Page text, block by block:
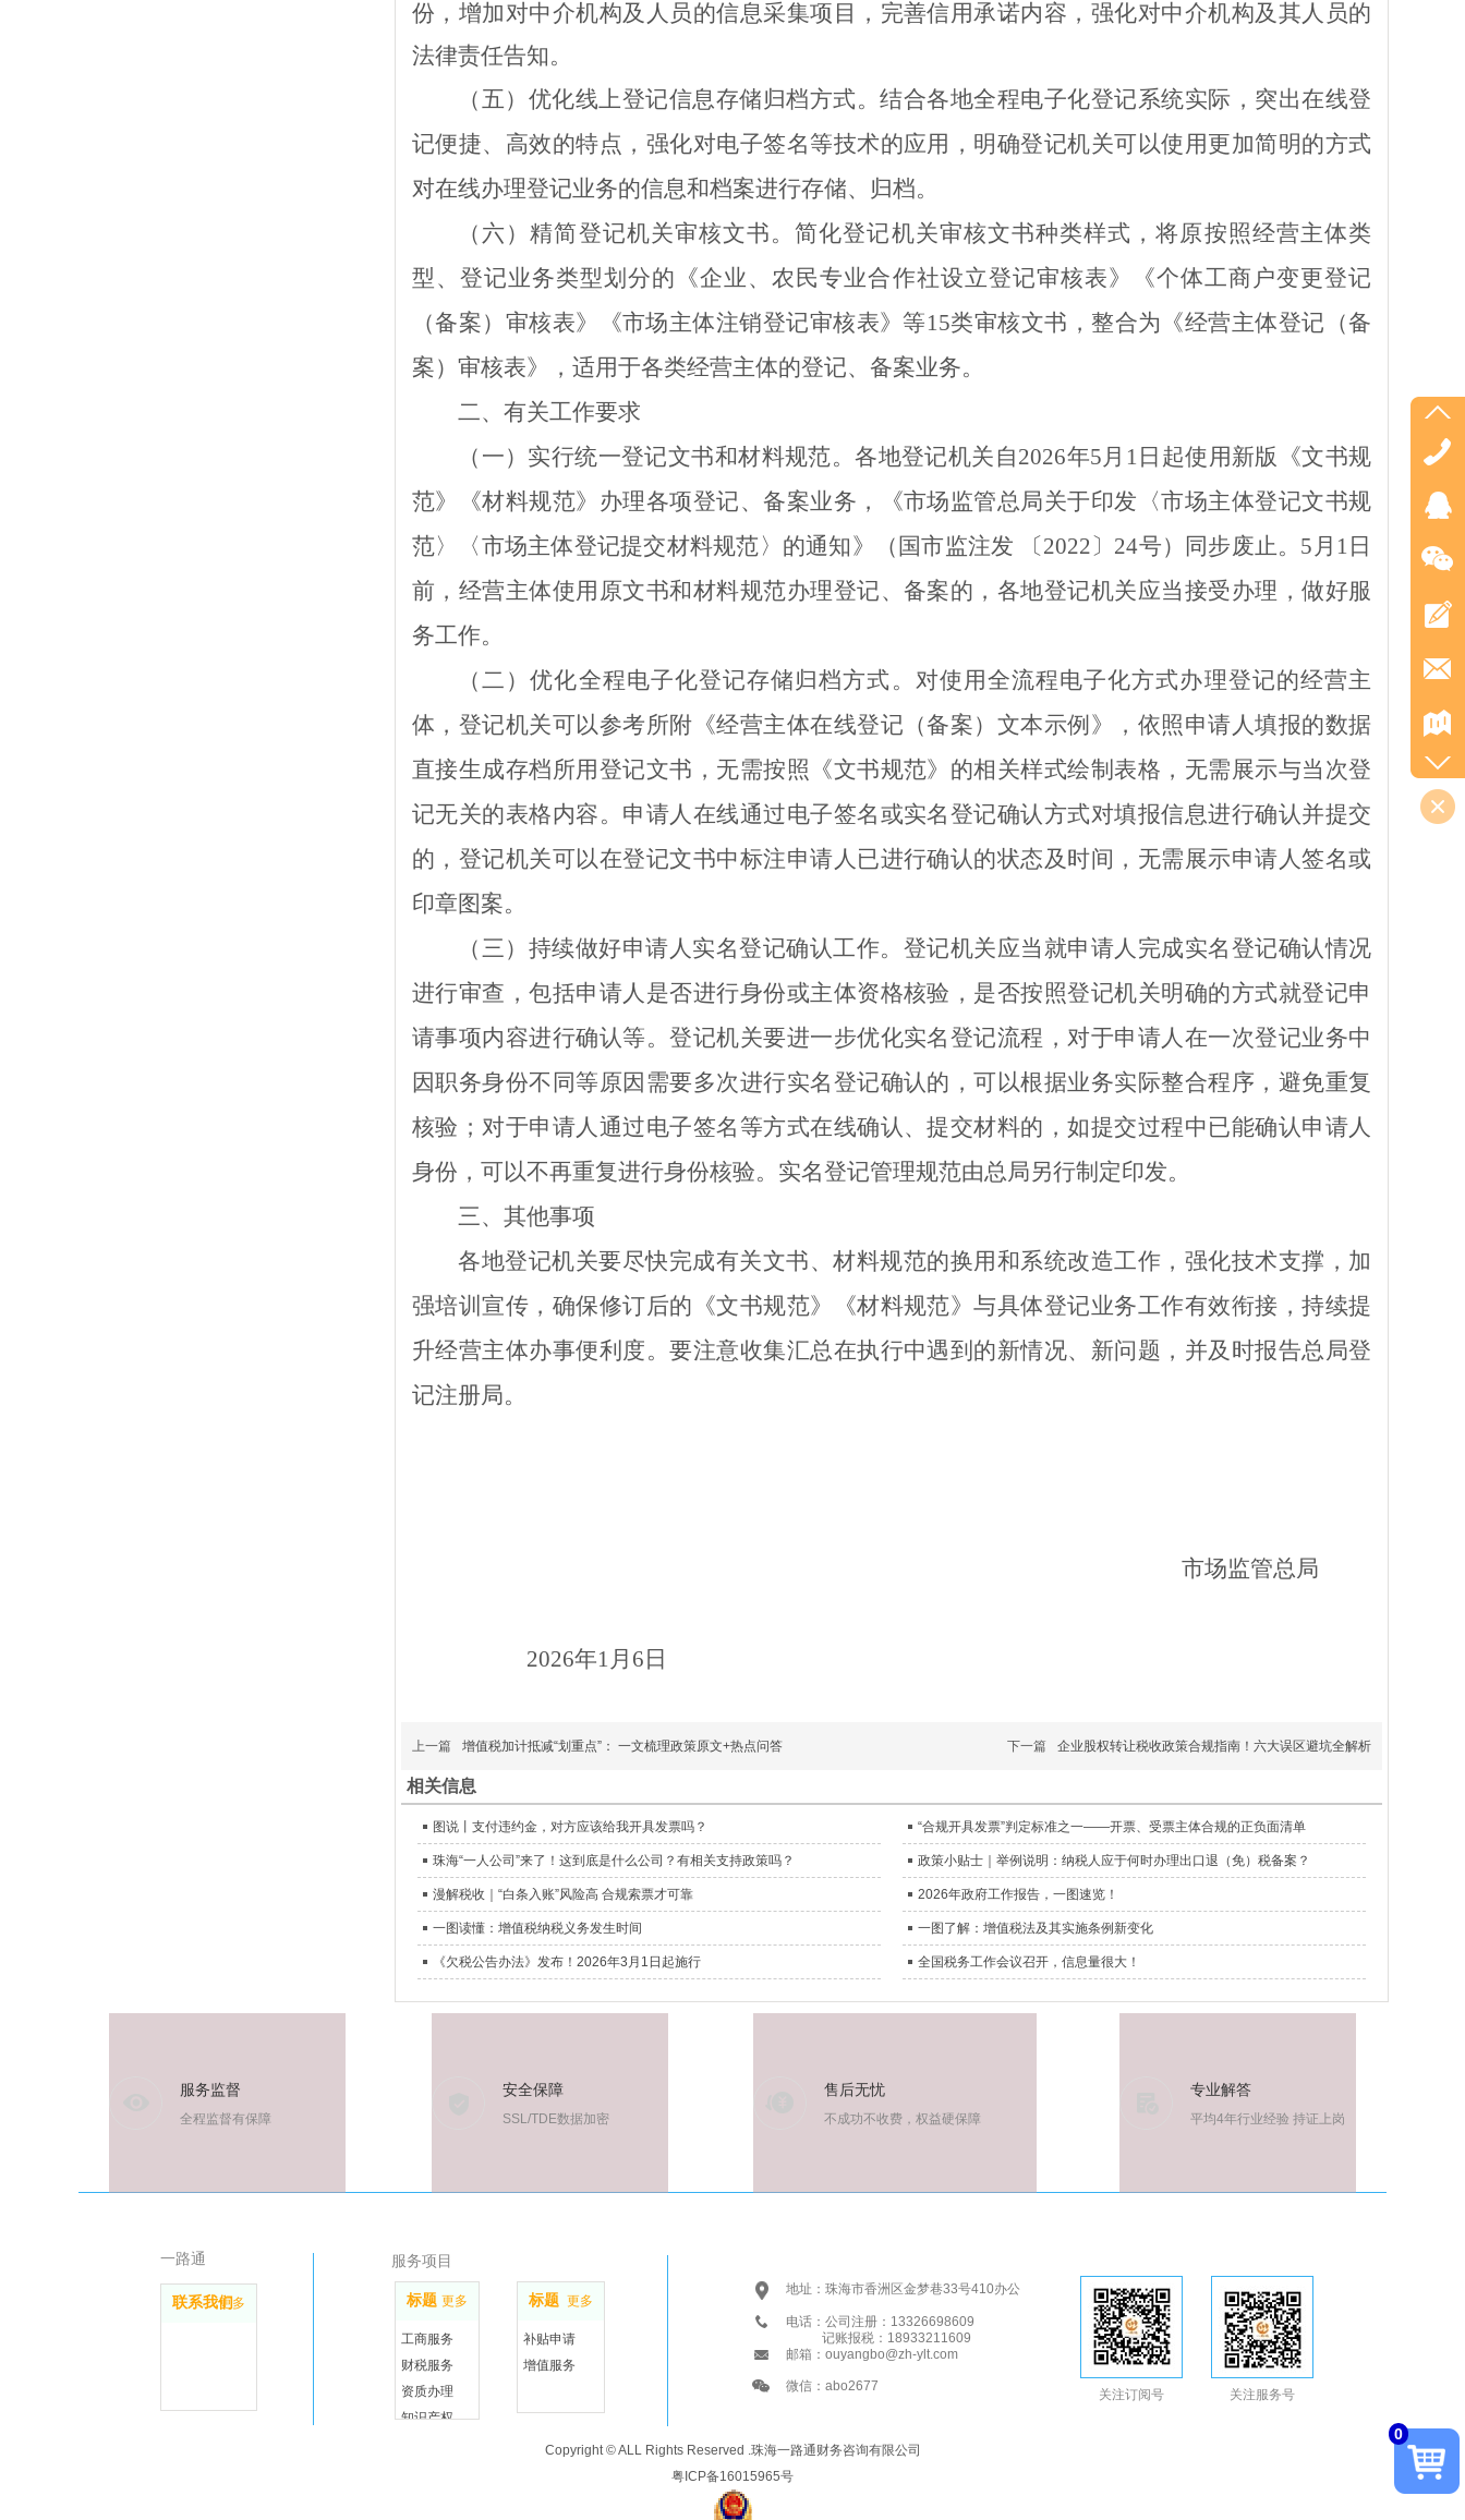
份，增加对中介机构及人员的信息采集项目，完善信用承诺内容，强化对中介机构及 其人员的
法律责任告知。
（五）优化线上登记信息存储归档方式。结合各地全程电子化登记系统实际，突出在线登
记便捷、高效的特点，强化对电子签名等技术的应用 ，明确登记机关可以使用更加简明的方式
对在线办理登记业务的信息和档案进行存储、归档。
（六）精简登记机关审核文书。简化登记机关审核文书种类样式，将原按照经营主体类
型、登记业务类型划分的《企业、农民专业合作社设立登记审核表》《个体工商户变更登记
（备案）审核表》《市场主体注销登记审核表》等15类审核文书，整合为《经营主体登记（备
案）审核表》，适用于各类经营主体的登记、备案业务。
二、有关工作要求
（一）实行统一登记文书和材料规范。各地登记机关自2026年5月 1 日起使用新版
《文书规
范》《材料规范》办理各项登记、备案业务 ，《市场监管总局关于印发 〈市场主体登记文书规
范〉〈市场主体登记提交材料规范〉 的通知》（ 国市监注发 〔2022〕 24号）同步废止。 5 月 1 日
前， 经营主体使用原文书和材料规范办理登记、备案的，各地登记机关应当接受办理，做好服
务工作。
（二）优化全程电子化登记存储归档方式。 对使用全流程电子化方式办理登记的经营主
体，登记机关可以参考所附《经营主体在线登记（备案）文本示例》，依照申请人填报的数据
直接生成存档所用登记文书，无需按照《文书规范》的相关样式绘制表格，无需展示与当次登
记无关的表格内容。 申请人在线通过电子签名或实名登记确认方式对填报信息进行确认并提交
的，登记机关可以在登记文书中标注申请人已进行确认的状态及时间，无需展示申请人签名或
印章图案。
（三）持续做好申请人实名登记确认工作。 登记机关应当就申请人完成实名登记确认情况
进行审查，包括申请人是否进行身份或主体资格核验，是否按照登记机关明确的方式就登记申
请事项内容进行确认等。登记机关要进一步优化实名登记流程，对于申请人在一次登记业务中
因职务身份不同等原因需要多次进行实名登记确认的，可以根据业务实际整合程序，避免重复
核验； 对于申请人通过电子签名等方式在线确认、提交材料的，如提交过程中已能确认申请人
身份， 可以不再重复进行身份核验。 实名登记管理规范由总局另行制定印发。
三、其他事项
各地登记机关要尽快完成有关文书、材料规范的换用和系统改造工作，强化技术支撑，加
强培训宣传，确保修订后的《文书规范》《材料规范》与具体登记业务工作有效衔接，持续提
升经营主体办事便利度。要注意收集汇总在执行中遇到的新情况、新问题，并及时报告总局登
记注册局。
市场监管总局
2026年1 月 6 日
上一篇 增值税加计抵减“划重点”： 一文梳理政策原文+热点问答 下一篇 企业股权转让税收政策合规指南！六大误区避坑全解析
相关信息
图说丨支付违约金，对方应该给我开具发票吗？ “合规开具发票”判定标准之一——开票、受票主体合规的正负面清单
珠海“一人公司”来了！这到底是什么公司？有相关支持政策吗？ 政策小贴士｜举例说明：纳税人应于何时办理出口退（免）税备案？
漫解税收｜“白条入账”风险高 合规索票才可靠 2026年政府工作报告，一图速览！
一图读懂：增值税纳税义务发生时间 一图了解：增值税法及其实施条例新变化
《欠税公告办法》发布！2026年3月1日起施行 全国税务工作会议召开，信息量很大！
服务监督
全程监督有保障
安全保障
SSL/TDE数据加密
专业解答
平均4年行业经验 持证上岗
售后无忧
不成功不收费，权益硬保障
联系我们更多 标题 更多
工商服务
财税服务
资质办理
知识产权
标题 更多
补贴申请
增值服务
一路通 服务项目
地址：珠海市香洲区金梦巷33号410办公
电话：公司注册：13326698609
记账报税：18933211609
邮箱：ouyangbo@zh-ylt.com
微信：abo2677
关注订阅号 关注服务号
Copyright © ALL Rights Reserved .珠海一路通财务咨询有限公司
粤ICP备16015965号
0